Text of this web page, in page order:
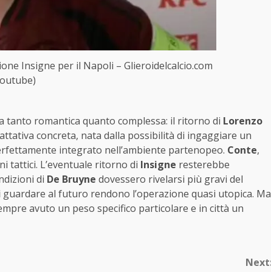
Insigne per il Napoli – Glieroidelcalcio.com
tanto romantica quanto complessa: il ritorno di Lorenzo
concreta, nata dalla possibilità di ingaggiare un
integrato nell’ambiente partenopeo. Conte,
tattici. L’eventuale ritorno di Insigne resterebbe
di De Bruyne dovessero rivelarsi più gravi del
al futuro rendono l’operazione quasi utopica. Ma
avuto un peso specifico particolare e in città un